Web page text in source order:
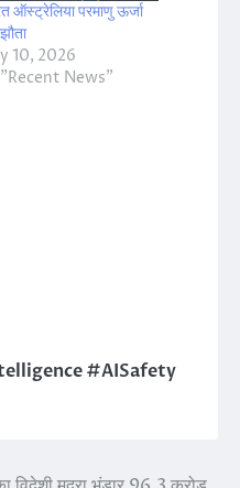
ऑस्ट्रेलिया परमाणु ऊर्जा
10, 2026
News"
#AISafety